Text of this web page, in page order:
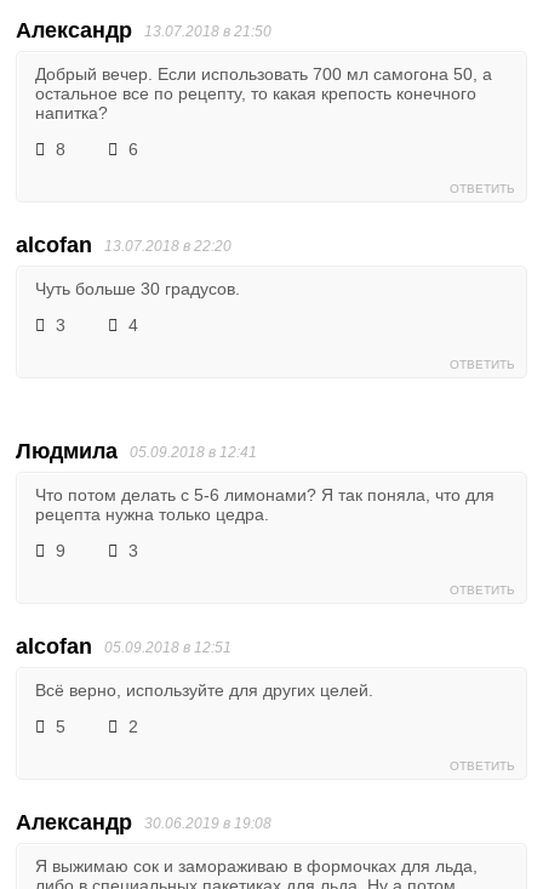
Александр 13.07.2018 в 21:50
Добрый вечер. Если использовать 700 мл самогона 50, а
остальное все по рецепту, то какая крепость конечного
напитка?
8
6
ОТВЕТИТЬ
alcofan 13.07.2018 в 22:20
Чуть больше 30 градусов.
3
4
ОТВЕТИТЬ
Людмила 05.09.2018 в 12:41
Что потом делать с 5-6 лимонами? Я так поняла, что для
рецепта нужна только цедра.
9
3
ОТВЕТИТЬ
alcofan 05.09.2018 в 12:51
Всё верно, используйте для других целей.
5
2
ОТВЕТИТЬ
Александр 30.06.2019 в 19:08
Я выжимаю сок и замораживаю в формочках для льда,
либо в специальных пакетиках для льда. Ну а потом